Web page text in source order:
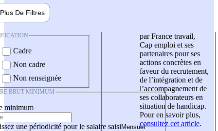
Plus De Filtres
Cadre
Non cadre
Non renseignée
BRUT MINIMUM
minimum
une périodicité pour le salaire saisi
par France travail,
Cap emploi et ses
partenaires pour ses
actions concrètes en
faveur du recrutement,
de l’intégration et de
l’accompagnement de
ses collaborateurs en
situation de handicap.
Pour en savoir plus,
consultez cet article.